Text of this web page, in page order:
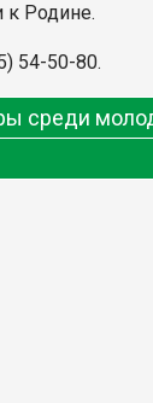
к Родине.
54-50-80.
среди